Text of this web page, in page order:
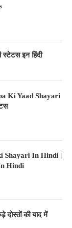
इन हिंदी
Ki Yaad Shayari
Shayari In Hindi |
Hindi
दोस्तों की याद में